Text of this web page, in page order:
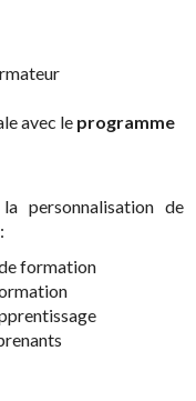
avec le programme
personnalisation de
formation